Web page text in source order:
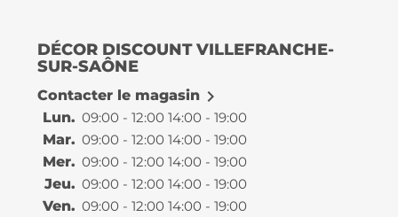
DÉCOR DISCOUNT VILLEFRANCHE-
SUR-SAÔNE
Contacter le magasin 
Lun. 09:00 - 12:00 14:00 - 19:00
Mar. 09:00 - 12:00 14:00 - 19:00
Mer. 09:00 - 12:00 14:00 - 19:00
Jeu. 09:00 - 12:00 14:00 - 19:00
Ven. 09:00 - 12:00 14:00 - 19:00